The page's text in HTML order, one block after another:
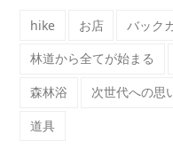
hike お店 バック
林道から全てが始まる
森林浴
次世代への思
道具